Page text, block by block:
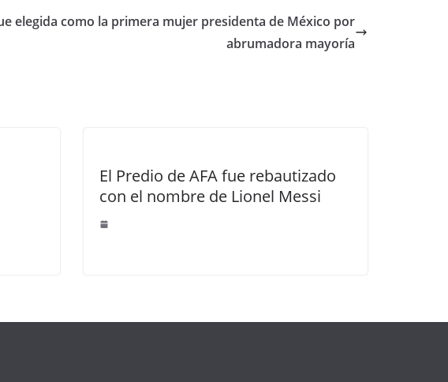
elegida como la primera mujer presidenta de México por
abrumadora mayoría
El Predio de AFA fue rebautizado
con el nombre de Lionel Messi